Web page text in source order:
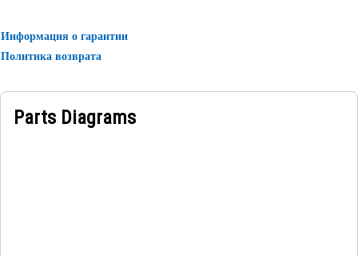
Информация о гарантии
Политика возврата
Parts Diagrams